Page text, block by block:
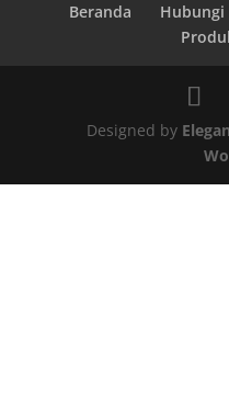
Beranda Hubungi
Designed by